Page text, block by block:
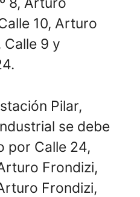
10, Arturo
Calle 9 y
Pilar,
se debe
por Calle 24,
Frondizi,
Frondizi,